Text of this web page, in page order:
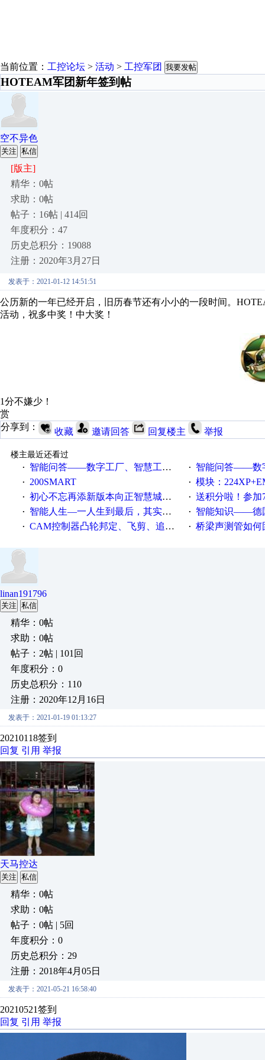
当前位置： 工控论坛 > 活动 > 工控军团 我要发帖
HOTEAM军团新年签到帖
空不异色
关注 私信
[版主]
精华：0帖
求助：0帖
帖子：16帖 | 414回
年度积分：47
历史总积分：19088
注册：2020年3月27日
发表于：2021-01-12 14:51:51
公历新的一年已经开启，旧历春节还有小小的一段时间。
活动，祝多中奖！中大奖！
1分不嫌少！
赏
分享到：
收藏 邀请回答 回复楼主 举报
楼主最近还看过
·
智能问答——数字工厂、智慧工厂和智能制造三者的区别是什么？ · 智能问答——数字化工厂与
· 200SMART · 模块：
· 初心不忘再添新版本向正智慧城市云展厅3.0版亮相 · 送积分啦！参加7月6日
· 智能人生—一人生到最后，其实拼的都是人品 · 智能知识——德国工业崛起
· CAM控制器凸轮邦定、飞剪、追剪等C功能块 · 桥梁声测管如何固
linan191796
关注 私信
精华：0帖
求助：0帖
帖子：2帖 | 101回
年度积分：0
历史总积分：110
注册：2020年12月16日
发表于：2021-01-19 01:13:27
20210118签到
回复 引用 举报
天马控达
关注 私信
精华：0帖
求助：0帖
帖子：0帖 | 5回
年度积分：0
历史总积分：29
注册：2018年4月05日
发表于：2021-05-21 16:58:40
20210521签到
回复 引用 举报